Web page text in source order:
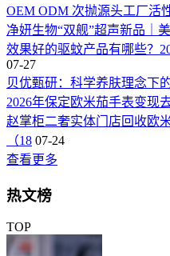
OEM ODM 次抛源头工厂活
净妍生物“双舰”超声新品｜
效果好的驱蚊产品有哪些？
07-27
贝优甄研：科学养肤理念下
2026年保定欧米茄手表变现
赵掌柜二奢实体门店回收欧
（18 07-24
查看更多
热文榜
TOP